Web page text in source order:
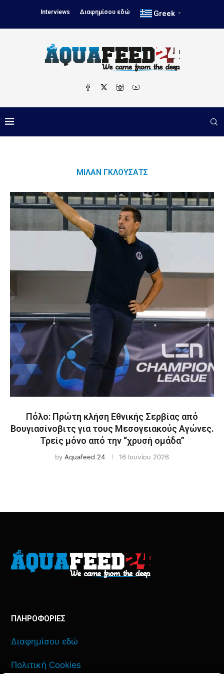
Interviews Διαφημίσου εδώ Greek ▼
ΜΊΛΑΝ ΓΚΛΟΎΣΑΤΣ
Πόλο: Πρώτη κλήση Εθνικής Σερβίας από
Βουγιασίνοβιτς για τους Μεσογειακούς Αγώνες.
Τρείς μόνο από την “χρυσή ομάδα”
by Aquafeed 24 16 Ιουνίου 2026
ΠΛΗΡΟΦΟΡΙΕΣ
Διαφημίσου εδώ
Πολιτική Cookies